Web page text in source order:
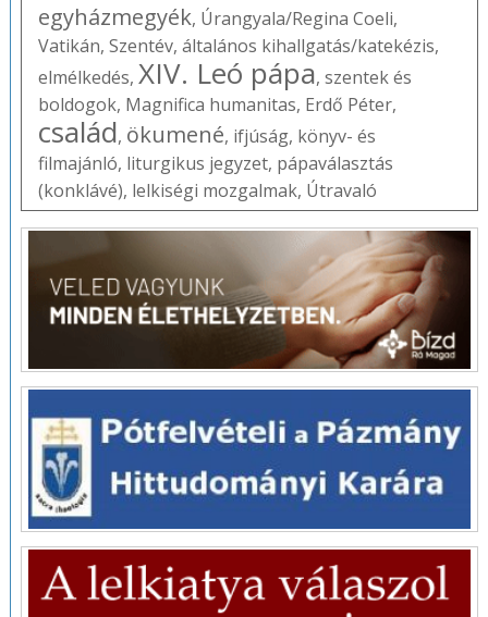
egyházmegyék, Úrangyala/Regina Coeli,
Vatikán, Szentév, általános kihallgatás/katekézis,
elmélkedés, XIV. Leó pápa, szentek és
boldogok, Magnifica humanitas, Erdő Péter,
család, ökumené, ifjúság, könyv- és
filmajánló, liturgikus jegyzet, pápaválasztás
(konklávé), lelkiségi mozgalmak, Útravaló